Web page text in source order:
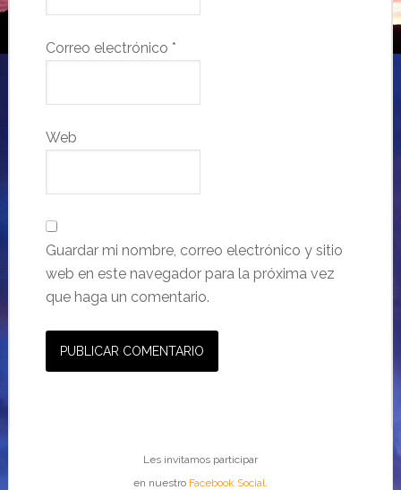
Correo electrónico *
Web
Guardar mi nombre, correo electrónico y sitio
web en este navegador para la próxima vez
que haga un comentario.
Les invitamos participar
en nuestro Facebook Social.